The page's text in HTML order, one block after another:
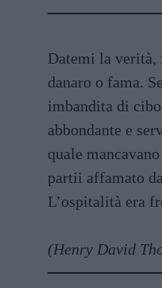
Datemi la verità,
danaro o fama.
imbandita di
abbondante e
quale
partii affamato
L’ospitalità era
(Henry David